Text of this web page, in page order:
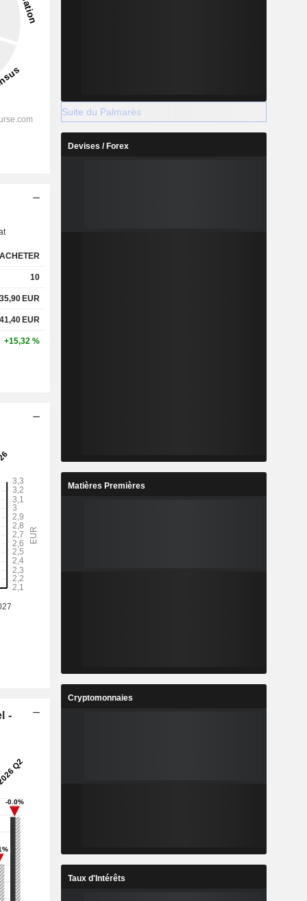
ACHETER
10
35,90 EUR
41,40 EUR
+15,32 %
-
Suite du Palmarès
Devises / Forex
Matières Premières
Cryptomonnaies
Taux d'Intérêts